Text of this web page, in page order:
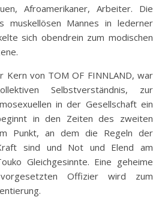
Afroamerikaner, Arbeiter. Die
muskellösen Mannes in lederner
sich obendrein zum modischen
Kern von TOM OF FINNLAND, war
Selbstverständnis, zur
in der Gesellschaft ein
in den Zeiten des zweiten
Punkt, an dem die Regeln der
sind und Not und Elend am
Gleichgesinnte. Eine geheime
Offizier wird zum